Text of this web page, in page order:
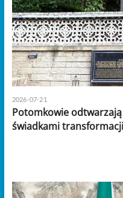
2026-07-21
Potomkowie
świadkami